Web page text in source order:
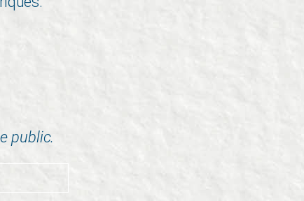
public.